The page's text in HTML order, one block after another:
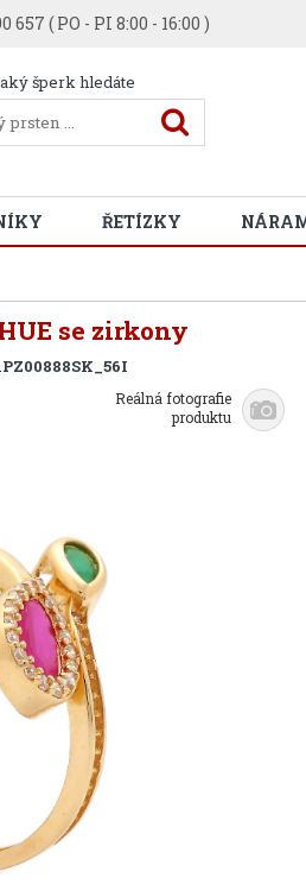
657 ( PO - PI 8:00 - 16:00 )
šperk hledáte
ŘETÍZKY
se zirkony
Reálná fotografie
produktu